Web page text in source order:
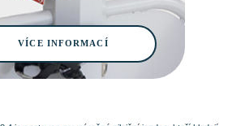
VÍCE INFORMACÍ